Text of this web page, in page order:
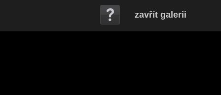
zavřít galerii